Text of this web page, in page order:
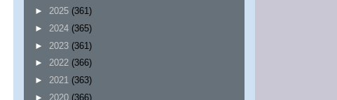
► 2025 (361)
► 2024 (365)
► 2023 (361)
► 2022 (366)
► 2021 (363)
► 2020 (366)